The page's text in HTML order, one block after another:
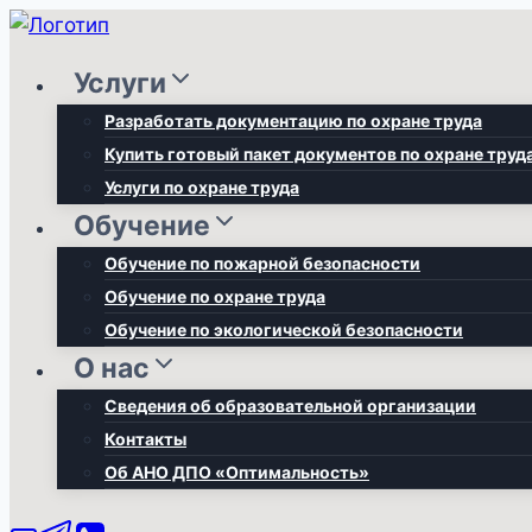
Перейти
содержимому
Услуги
Разработать документацию по охране труда
Купить готовый пакет документов по охране
Услуги по охране труда
Обучение
Обучение по пожарной безопасности
Обучение по охране труда
Обучение по экологической безопасности
О нас
Сведения об образовательной организации
Контакты
Об АНО ДПО «Оптимальность»